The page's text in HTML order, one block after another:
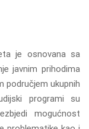
je osnovana sa
javnim prihodima
područjem ukupnih
programi su
mogućnost